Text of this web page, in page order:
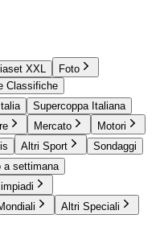
XXL
Foto
Classifiche
Supercoppa Italiana
Mercato
Motori
Altri Sport
Sondaggi
a settimana
Altri Speciali